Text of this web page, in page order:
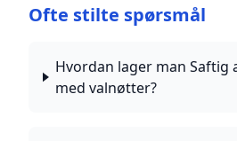
Ofte stilte spørsmål
Hvordan lager man Saftig
med valnøtter?